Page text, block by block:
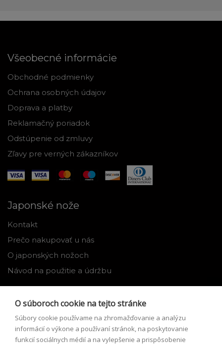
Všeobecné informácie
Obchodné podmienky
Ochrana osobných údajov
Doprava a platby
Reklamačný poriadok
Odstúpenie od zmluvy
Zľavy pre verných zákazníkov
Japonské nože
Kontakt
Prečo nakupovať u nás
O japonských nožoch
Návod na použitie a údržbu
Môj profil
Zabudnuté heslo
O súboroch cookie na tejto stránke
Súbory cookie používame na zhromažďovanie a analýzu
informácií o výkone a používaní stránok, na poskytovanie
funkcií sociálnych médií a na vylepšenie a prispôsobenie